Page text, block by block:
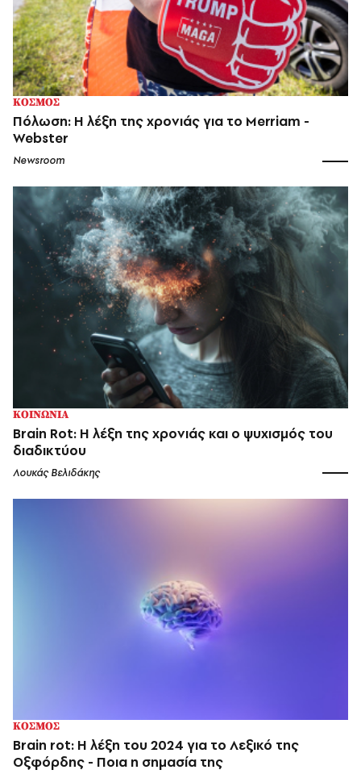
ΚΟΣΜΟΣ
Πόλωση: Η λέξη της χρονιάς για το Merriam -
Webster
Newsroom
ΚΟΙΝΩΝΙΑ
Brain Rot: Η λέξη της χρονιάς και ο ψυχισμός του
διαδικτύου
Λουκάς Βελιδάκης
ΚΟΣΜΟΣ
Brain rot: H λέξη του 2024 για το Λεξικό της
Οξφόρδης - Ποια η σημασία της